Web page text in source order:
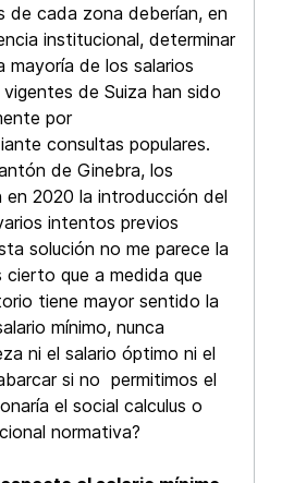
de cada zona deberían, en
institucional, determinar
mayoría de los salarios
de Suiza han sido
por
consultas populares.
de Ginebra, los
2020 la introducción del
intentos previos
solución no me parece la
que a medida que
tiene mayor sentido la
mínimo, nunca
ni el salario óptimo ni el
si no permitimos el
el social calculus o
normativa?